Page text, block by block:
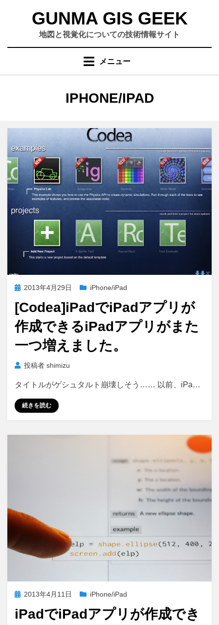
GUNMA GIS GEEK
地図と視覚化についての技術情報サイト
メニュー
カテゴリー
:
IPHONE/IPAD
投
日:
2013年4月29日 iPhone/iPad
[Codea]iPadでiPadアプリが
作成できるiPadアプリがまた
一つ増えました。
投稿者 shimizu
タイトルがゲシュタルト崩壊しそう…… 以前、iPa…
続きを読む
投
日:
2013年4月11日 iPhone/iPad
iPadでiPadアプリが作成でき